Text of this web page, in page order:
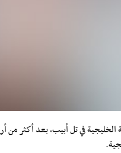
في تل أبيب، بعد أكثر من